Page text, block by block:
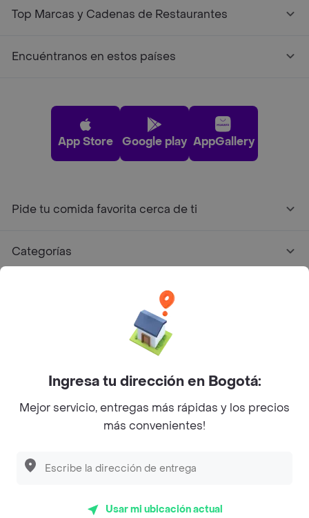
Top Marcas y Cadenas de Restaurantes
Encuéntranos en estos países
App Store Google play AppGallery
Pide tu comida favorita cerca de ti
Categorías
Facebook
Twitter
Instagram
©2026Rappi Inc. All rights reserved.
Ingresa tu dirección en Bogotá:
Mejor servicio, entregas más rápidas y los precios
más convenientes!
Usar mi ubicación actual